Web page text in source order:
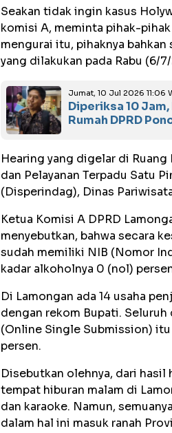
Seakan tidak ingin kasus
komisi A, meminta pihak-
mengurai itu, pihaknya
yang dilakukan pada Rabu (6/
Jumat, 10 Jul 2026 11:06
Diperiksa 10
Rumah DPRD
Hearing yang digelar di
dan Pelayanan Terpadu Satu
(Disperindag), Dinas
Ketua Komisi A DPRD
menyebutkan, bahwa secara
sudah memiliki NIB (Nomor
kadar alkoholnya 0 (nol)
Di Lamongan ada 14 usaha
dengan rekom Bupati.
(Online Single Submission)
persen.
Disebutkan olehnya, dari
tempat hiburan malam di
dan karaoke. Namun,
dalam hal ini masuk ranah